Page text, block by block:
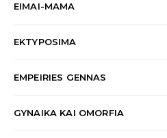
EIMAI-MAMA
EKTYPOSIMA
EMPEIRIES GENNAS
GYNAIKA KAI OMORFIA